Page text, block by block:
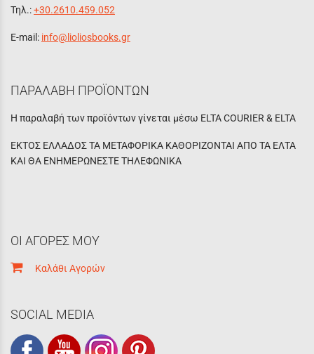
Τηλ.:+30.2610.459.052
E-mail: info@lioliosbooks.gr
ΠΑΡΑΛΑΒΗ ΠΡΟΪΟΝΤΩΝ
Η παραλαβή των προϊόντων γίνεται μέσω ELTA COURIER & ELTA
ΕΚΤΟΣ ΕΛΛΑΔΟΣ ΤΑ ΜΕΤΑΦΟΡΙΚΑ ΚΑΘΟΡΙΖΟΝΤΑΙ ΑΠΟ ΤΑ ΕΛΤΑ
ΚΑΙ ΘΑ ΕΝΗΜΕΡΩΝΕΣΤΕ ΤΗΛΕΦΩΝΙΚΑ
ΟΙ ΑΓΟΡΕΣ ΜΟΥ
Καλάθι Αγορών
SOCIAL MEDIA